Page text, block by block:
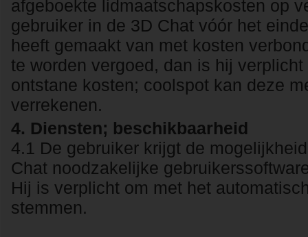
afgeboekte lidmaatschapskosten op
gebruiker in de 3D Chat vóór het
heeft gemaakt van met kosten
te worden vergoed, dan is hij
ontstane kosten; coolspot kan deze
verrekenen.
4. Diensten; beschikbaarheid
4.1 De gebruiker krijgt de
Chat noodzakelijke
Hij is verplicht om met het
stemmen.